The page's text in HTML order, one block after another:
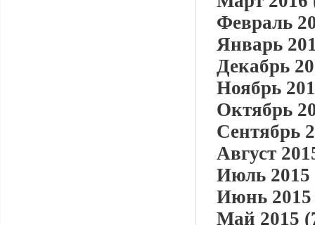
Февраль
Январь
Декабрь
Ноябрь
Октябрь
Сентябрь
Август
Июль 2015
Июнь 2015
Май 2015